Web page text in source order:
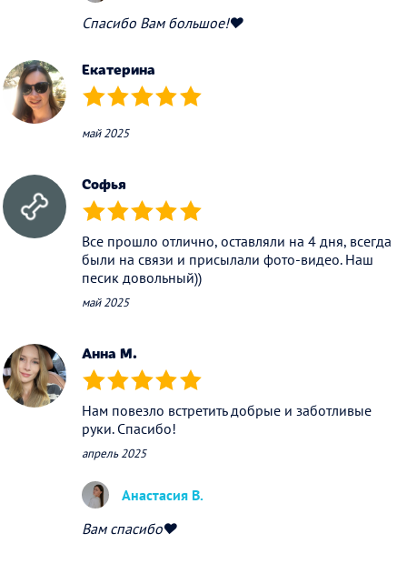
Спасибо Вам большое!❤️
Екатерина
(*) (*) (*) (*) (*)
май 2025
Софья
(*) (*) (*) (*) (*)
Все прошло отлично, оставляли на 4 дня, всегда
были на связи и присылали фото-видео. Наш
песик довольный))
май 2025
Анна М.
(*) (*) (*) (*) (*)
Нам повезло встретить добрые и заботливые
руки. Спасибо!
апрель 2025
Анастасия В.
Вам спасибо❤️